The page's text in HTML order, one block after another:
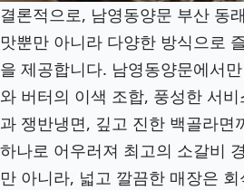
결론적으로, 남영동양문 부산 동
맛뿐만 아니라 다양한 방식으로
을 제공합니다. 남영동양문에서
와 버터의 이색 조합, 풍성한 서
과 쟁반냉면, 깊고 진한 백골라면
하나로 어우러져 최고의 소갈비
만 아니라, 넓고 깔끔한 매장은